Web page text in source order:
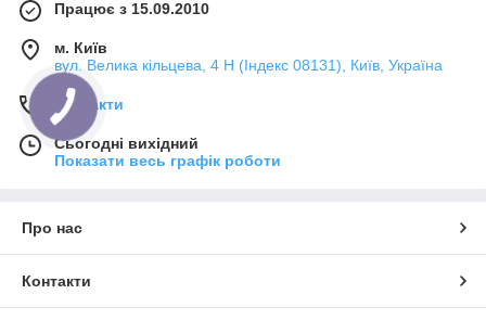
Працює з 15.09.2010
м. Київ
вул. Велика кільцева, 4 Н (Індекс 08131), Київ, Україна
Контакти
Сьогодні вихідний
Показати весь графік роботи
Про нас
Контакти